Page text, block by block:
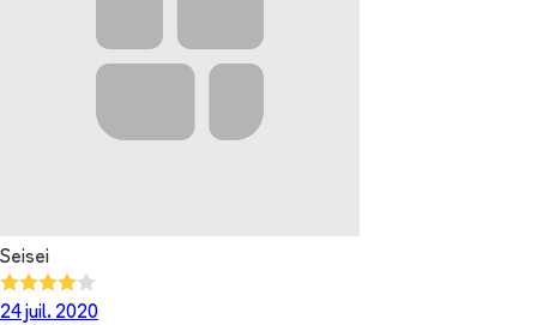
Seisei
24 juil. 2020